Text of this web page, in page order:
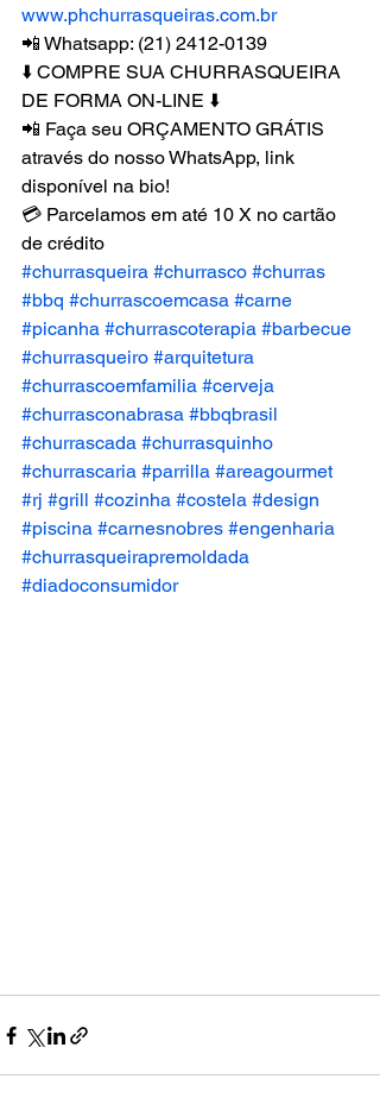
www.phchurrasqueiras.com.br
📲 Whatsapp: (21) 2412-0139
⬇️ COMPRE SUA CHURRASQUEIRA
DE FORMA ON-LINE ⬇️
📲 Faça seu ORÇAMENTO GRÁTIS
através do nosso WhatsApp, link
disponível na bio!
💳 Parcelamos em até 10 X no cartão
de crédito
#churrasqueira #churrasco #churras
#bbq #churrascoemcasa #carne
#picanha #churrascoterapia #barbecue
#churrasqueiro #arquitetura
#churrascoemfamilia #cerveja
#churrasconabrasa #bbqbrasil
#churrascada #churrasquinho
#churrascaria #parrilla #areagourmet
#rj #grill #cozinha #costela #design
#piscina #carnesnobres #engenharia
#churrasqueirapremoldada
#diadoconsumidor